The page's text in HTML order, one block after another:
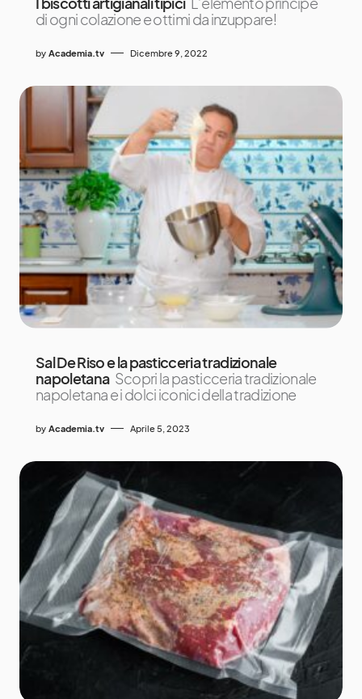
di ogni colazione e ottimi da inzuppare!
by Academia.tv Dicembre 9, 2022
Sal De Riso e la pasticceria tradizionale
napoletana Scopri la pasticceria tradizionale
napoletana e i dolci iconici della tradizione
by Academia.tv Aprile 5, 2023